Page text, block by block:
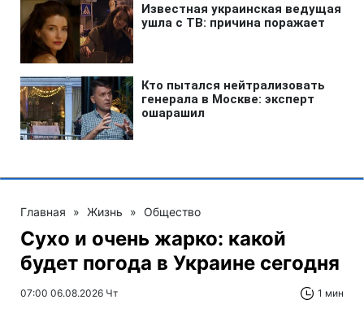
Главная » Жизнь » Общество
Сухо и очень жарко: какой
будет погода в Украине сегодня
07:00 06.08.2026 Чт 1 мин